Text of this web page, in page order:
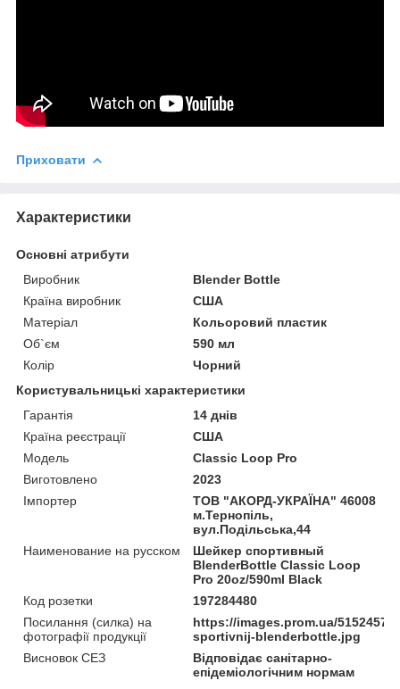
Приховати
Характеристики
Основні атрибути
Виробник
Blender Bottle
Країна виробник
США
Матеріал
Кольоровий пластик
Об`єм
590 мл
Колір
Чорний
Користувальницькі характеристики
Гарантія
14 днів
Країна реєстрації
США
Мoдель
Classic Loop Pro
Виготовлено
2023
Імпортер
ТОВ "АКОРД-УКРАЇНА" 46008
м.Тернопіль,
вул.Подільська,44
Наименование на русском
Шейкер спортивный
BlenderBottle Classic Loop
Pro 20oz/590ml Black
Код розетки
197284480
Посилання (силка) на
фотографії продукції
https://images.prom.ua/
sportivnij-blenderbottle.jpg
Висновок СЕЗ
Відповідає санітарно-
епідеміологічним нормам